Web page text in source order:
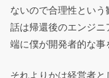
ないので合理性とい
話は帰還後のエンジ
端に僕が開発者的な事
それよりかは経営者